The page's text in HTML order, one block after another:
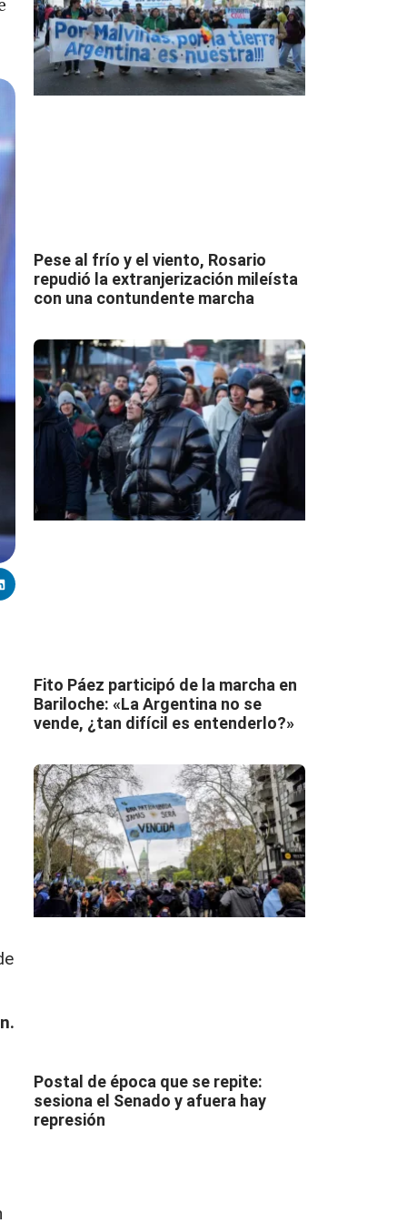
Pese al frío y el viento, Rosario
repudió la extranjerización mileísta
con una contundente marcha
Fito Páez participó de la marcha en
Bariloche: «La Argentina no se
vende, ¿tan difícil es entenderlo?»
Postal de época que se repite:
sesiona el Senado y afuera hay
represión